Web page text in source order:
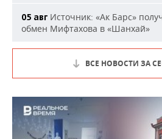
05 авг Источник: «Ак Барс»
обмен Мифтахова в «Шанхай»
ВСЕ НОВОСТИ ЗА